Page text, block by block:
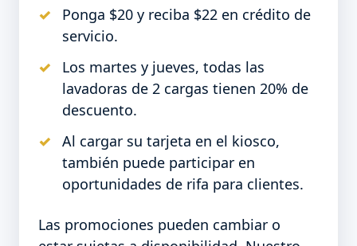
Ponga $20 y reciba $22 en crédito de
servicio.
Los martes y jueves, todas las
lavadoras de 2 cargas tienen 20% de
descuento.
Al cargar su tarjeta en el kiosco,
también puede participar en
oportunidades de rifa para clientes.
Las promociones pueden cambiar o